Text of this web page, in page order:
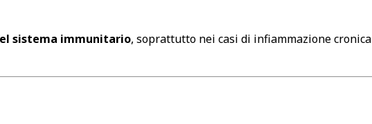
sistema immunitario, soprattutto nei casi di infiammazione cronica